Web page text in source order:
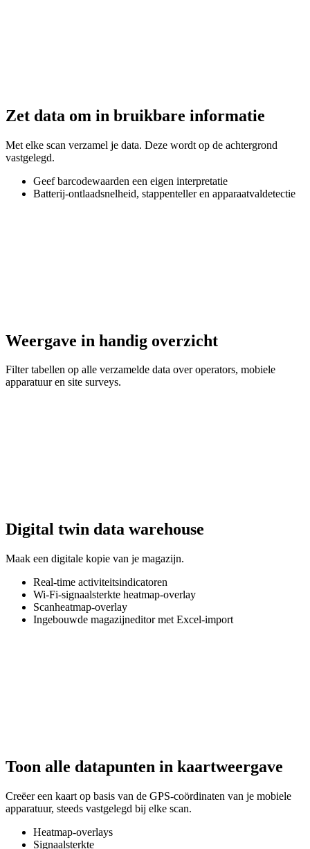
Zet data om in bruikbare informatie
Met elke scan verzamel je data. Deze wordt op de achtergrond
vastgelegd.
Geef barcodewaarden een eigen interpretatie
Batterij-ontlaadsnelheid, stappenteller en apparaatvaldetectie
Weergave in handig overzicht
Filter tabellen op alle verzamelde data over operators, mobiele
apparatuur en site surveys.
Digital twin data warehouse
Maak een digitale kopie van je magazijn.
Real-time activiteitsindicatoren
Wi-Fi-signaalsterkte heatmap-overlay
Scanheatmap-overlay
Ingebouwde magazijneditor met Excel-import
Toon alle datapunten in kaartweergave
Creëer een kaart op basis van de GPS-coördinaten van je mobiele
apparatuur, steeds vastgelegd bij elke scan.
Heatmap-overlays
Signaalsterkte